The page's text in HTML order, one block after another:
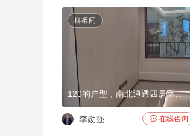
120的户型，南北通透四居室户型
样板间
李勋强  在线咨询